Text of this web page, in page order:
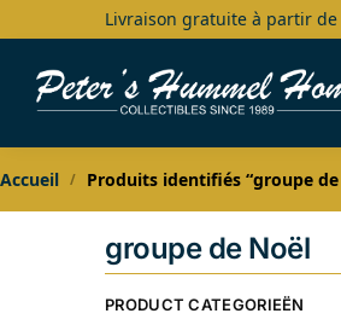
Livraison gratuite à partir de
Search
Accueil / Produits identifiés “groupe de
groupe de Noël
PRODUCT CATEGORIEËN